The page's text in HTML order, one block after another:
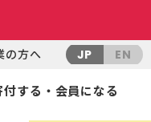
の方へ JP EN
付する・会員になる